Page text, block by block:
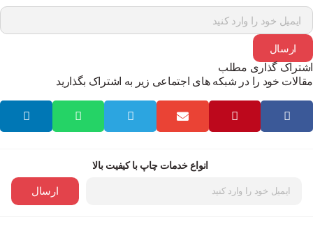
ارسال
گذاری مطلب
خود را در شبکه های اجتماعی زیر به اشتراک بگذارید
انواع خدمات چاپ با کیفیت بالا
ارسال